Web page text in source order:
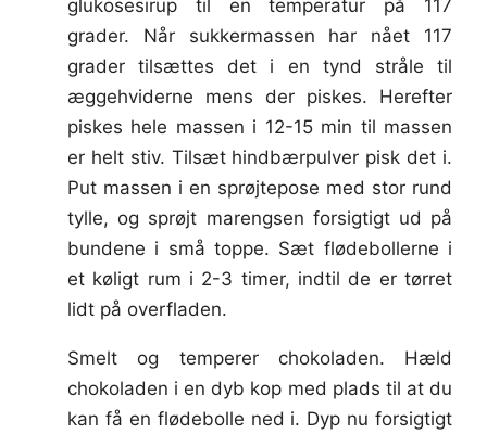
glukosesirup til en temperatur på 117
grader. Når sukkermassen har nået 117
grader tilsættes det i en tynd stråle til
æggehviderne mens der piskes. Herefter
piskes hele massen i 12-15 min til massen
er helt stiv. Tilsæt hindbærpulver pisk det i.
Put massen i en sprøjtepose med stor rund
tylle, og sprøjt marengsen forsigtigt ud på
bundene i små toppe. Sæt flødebollerne i
et køligt rum i 2-3 timer, indtil de er tørret
lidt på overfladen.
Smelt og temperer chokoladen. Hæld
chokoladen i en dyb kop med plads til at du
kan få en flødebolle ned i. Dyp nu forsigtigt